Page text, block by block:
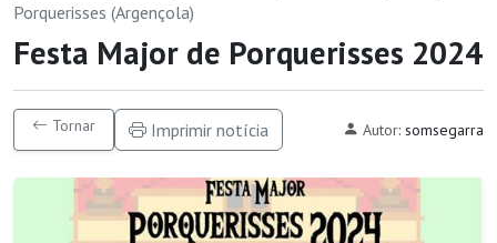
Porquerisses (Argençola)
Festa Major de Porquerisses 2024
Tornar Imprimir notícia Autor: somsegarra